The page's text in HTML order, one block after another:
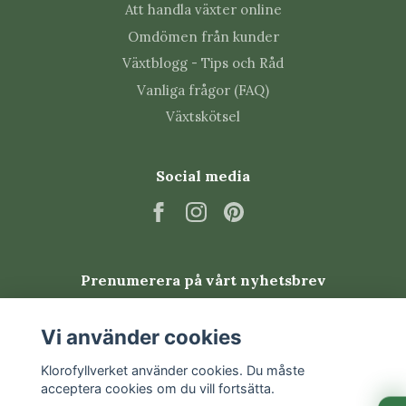
undvika brända blad.
Tips från Klorofyllverket
Toppa unga plantor om du vill få ett tätare och
mer förgrenat växtsätt.
Ge pelargonnäring regelbundet under
blomningssäsongen, men aldrig till en helt torr
betydligt mindre vatten.
Vanliga skadedjur
Pelargoner kan drabbas av bladlöss, trips,
spinnkvalster och vita flygare. Kontrollera särskilt
Att handla växter online
Omdömen från kunder
Växtblogg - Tips och Råd
Vanliga frågor (FAQ)
Växtskötsel
Social media
Prenumerera på vårt nyhetsbrev
Vi använder cookies
Klorofyllverket använder cookies. Du måste
acceptera cookies om du vill fortsätta.